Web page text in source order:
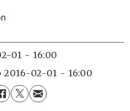
01 - 16:00
2016-02-01 - 16:00